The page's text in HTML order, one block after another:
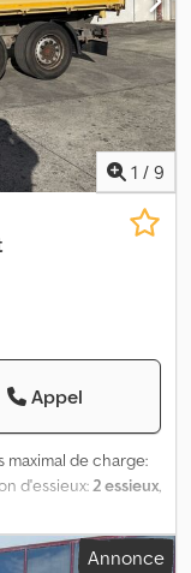
de modifications,
Plus d’informations :
1 / 9
Appel
maximal de charge:
d'essieux:2 essieux,
d'engrenage:
, taille de pneuAnnonce